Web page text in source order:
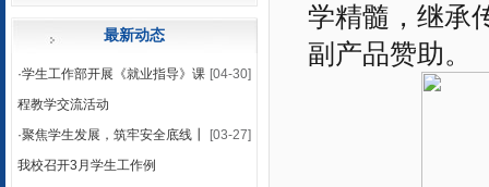
最新动态
[04-30]
·学生工作部开展《就业指导》课
程教学交流活动
[03-27]
·聚焦学生发展，筑牢安全底线┃
我校召开3月学生工作例
学精髓，继承
副产品赞助。